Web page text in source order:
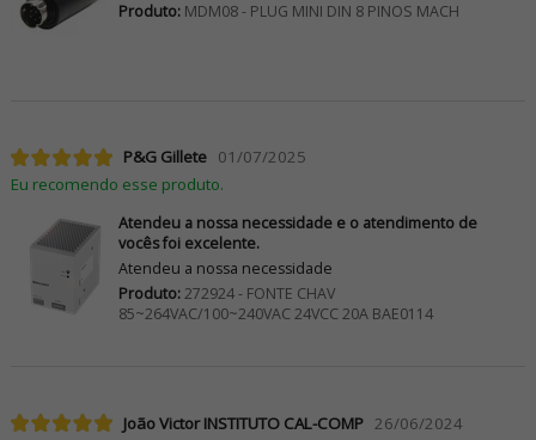
Produto:MDM08 - PLUG MINI DIN 8 PINOS MACH
P&G Gillete 01/07/2025
Eu recomendo esse produto.
Atendeu a nossa necessidade e o atendimento de
vocês foi excelente.
Atendeu a nossa necessidade
Produto:272924 - FONTE CHAV
85~264VAC/100~240VAC 24VCC 20A BAE0114
João Victor INSTITUTO CAL-COMP 26/06/2024